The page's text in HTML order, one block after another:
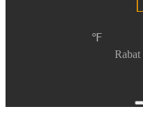
Rabat
℉
بحث